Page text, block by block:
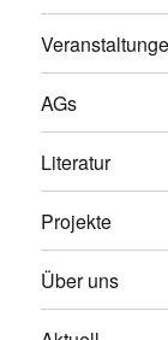
AGs
Literatur
Projekte
Über uns